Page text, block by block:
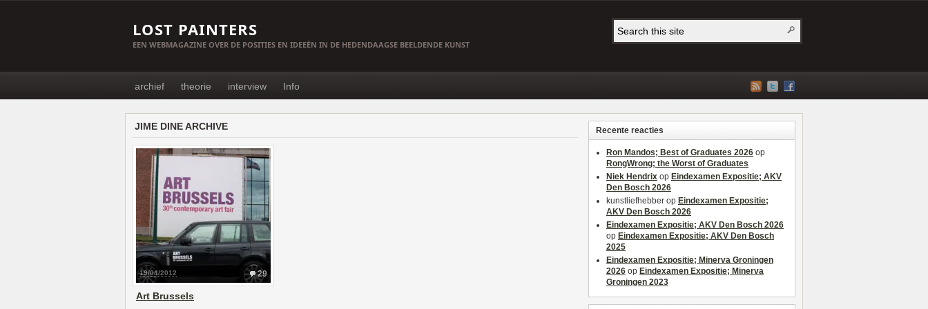
LOST PAINTERS
EEN WEBMAGAZINE OVER DE POSITIES EN IDEEËN IN DE HEDENDAAGSE BEELDENDE KUNST
archief theorie interview Info
JIME DINE ARCHIVE
29
19/04/2012
Art Brussels
Recente reacties
Ron Mandos; Best of Graduates 2026 op
RongWrong; the Worst of Graduates
Niek Hendrix op Eindexamen Expositie; AKV
Den Bosch 2026
kunstliefhebber op Eindexamen Expositie;
AKV Den Bosch 2026
Eindexamen Expositie; AKV Den Bosch 2026
op Eindexamen Expositie; AKV Den Bosch
2025
Eindexamen Expositie; Minerva Groningen
2026 op Eindexamen Expositie; Minerva
Groningen 2023